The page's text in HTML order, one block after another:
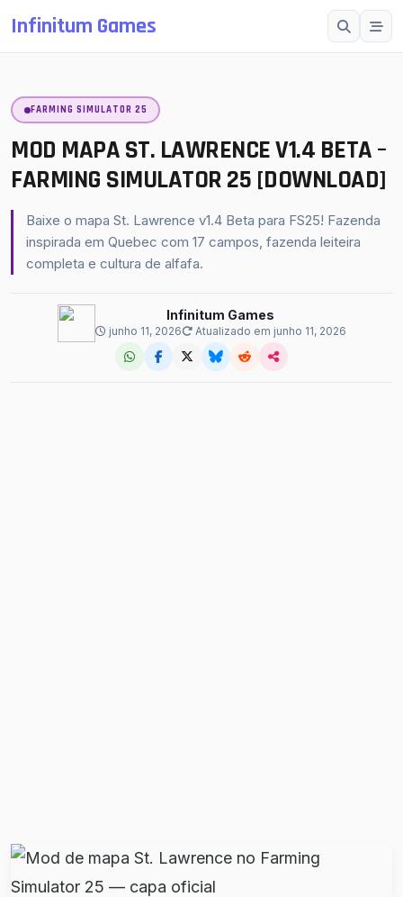
Infinitum Games
SUGESTÕES
Mods OMSI 2
Proton Bus Simulator
Farming Simulator 25
BeamNG.drive
American Truck Simulator
Esc fechar
FARMING SIMULATOR 25
MOD MAPA ST. LAWRENCE V1.4 BETA –
FARMING SIMULATOR 25 [DOWNLOAD]
Baixe o mapa St. Lawrence v1.4 Beta para FS25! Fazenda
inspirada em Quebec com 17 campos, fazenda leiteira
completa e cultura de alfafa.
Infinitum Games
junho 11, 2026 Atualizado em junho 11, 2026